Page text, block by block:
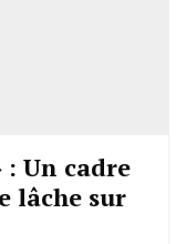
: Un cadre
lâche sur